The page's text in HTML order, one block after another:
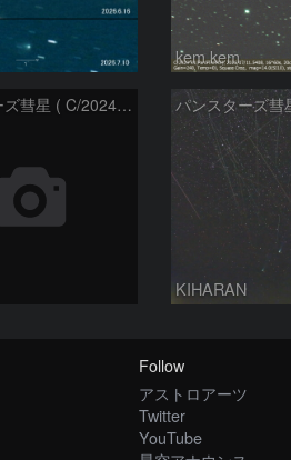
kem.kem
パンスターズ彗星 ( C/2024G4 )の予報位置：2026/06/23
KIHARAN
Follow
アストロアーツ
Twitter
YouTube